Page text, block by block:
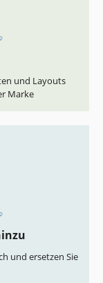
und Layouts
Marke
und ersetzen Sie